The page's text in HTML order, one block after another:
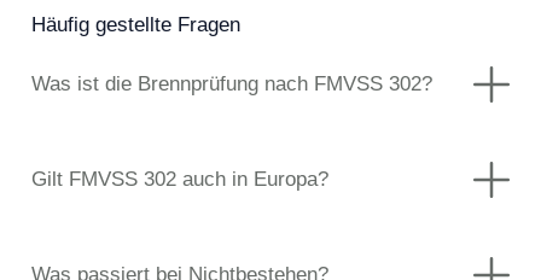
Häufig gestellte Fragen
Was ist die Brennprüfung nach FMVSS 302?
Gilt FMVSS 302 auch in Europa?
Was passiert bei Nichtbestehen?